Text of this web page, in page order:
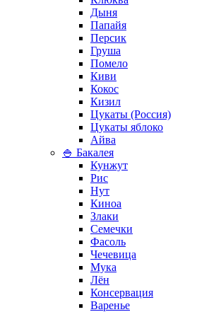
Дыня
Папайя
Персик
Груша
Помело
Киви
Кокос
Кизил
Цукаты (Россия)
Цукаты яблоко
Айва
🍚 Бакалея
Кунжут
Рис
Нут
Киноа
Злаки
Семечки
Фасоль
Чечевица
Мука
Лён
Консервация
Варенье